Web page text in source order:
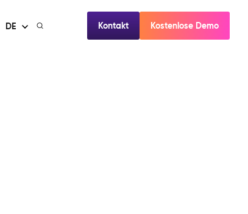
DE Kontakt Kostenlose Demo